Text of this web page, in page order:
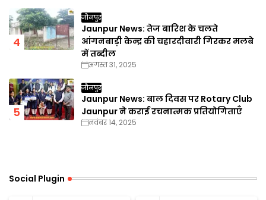
जौनपुर
Jaunpur News: तेज बारिश के चलते
आंगनबाड़ी केन्द्र की चहारदीवारी गिरकर मलबे
में तब्दील
अगस्त 31, 2025
जौनपुर
Jaunpur News: बाल दिवस पर Rotary Club
Jaunpur ने कराई रचनात्मक प्रतियोगिताएँ
नवंबर 14, 2025
Social Plugin